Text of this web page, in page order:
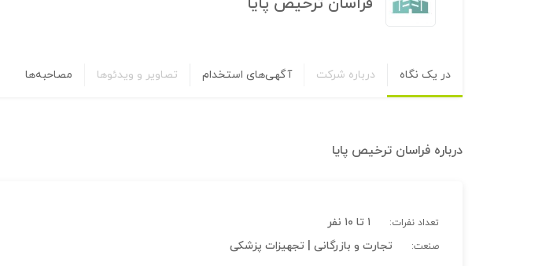
در یک نگاه درباره شرکت آگهی‌های استخدام تصاویر و ویدئوها مصاحبه‌ها
درباره فراسان ترخیص پایا
تعداد نفرات: ۱ تا ۱۰ نفر
صنعت: تجارت و بازرگانی | تجهیزات پزشکی